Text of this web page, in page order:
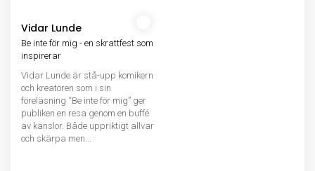
Vidar Lunde
Be inte för mig - en skrattfest som
inspirerar
Vidar Lunde är stå-upp komikern
och kreatören som i sin
föreläsning “Be inte för mig” ger
publiken en resa genom en buffé
av känslor. Både uppriktigt allvar
och skärpa men...